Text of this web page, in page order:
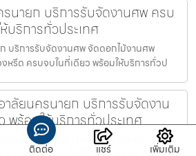
นายก บริการรับจัดงานศพ ครบ
บริการทั่วประเทศ
บริการรับจัดงานศพ จัดดอกไม้งานศพ
งหรีด ครบจบในที่เดียว พร้อมให้บริการทั่วป
าลัยนครนายก บริการรับจัดงาน
พร้อมให้บริการทั่วประเทศ
ครนายก บริการรับจัดงานศพ จัดดอกไม้งาน
ติดต่อ แชร์ เพิ่มเติม